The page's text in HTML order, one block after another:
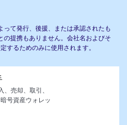
って発行、後援、または承認されたも
の提携もありません。会社名およびそ
するためのみに使用されます。
売却、取引、
号資産ウォレッ